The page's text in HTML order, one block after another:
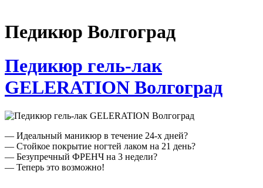
Педикюр Волгоград
Педикюр гель-лак
GELERATION Волгоград
— Идеальный маникюр в течение 24-х дней?
— Стойкое покрытие ногтей лаком на 21 день?
— Безупречный ФРЕНЧ на 3 недели?
— Теперь это возможно!